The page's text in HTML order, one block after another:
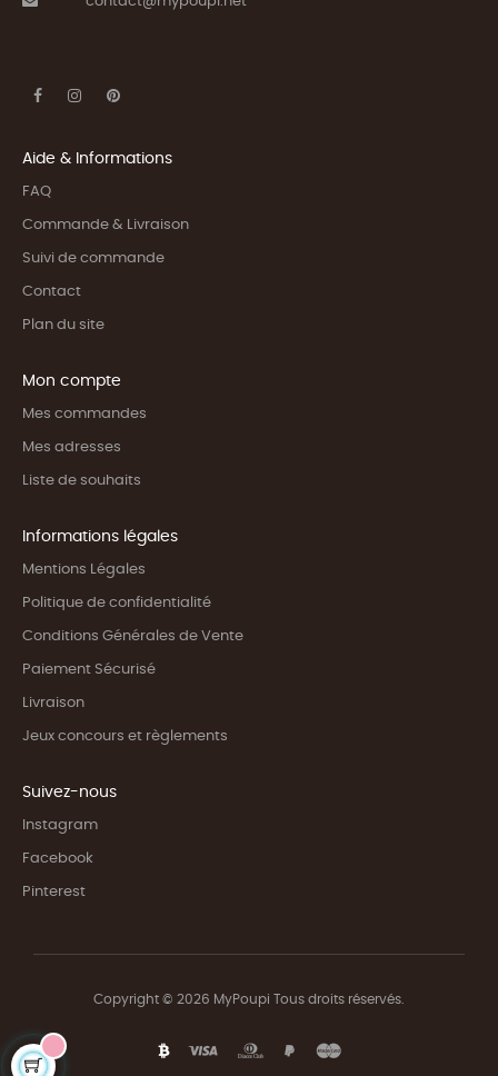
Aide & Informations
FAQ
Commande & Livraison
Suivi de commande
Contact
Plan du site
Mon compte
Mes commandes
Mes adresses
Liste de souhaits
Informations légales
Mentions Légales
Politique de confidentialité
Conditions Générales de Vente
Paiement Sécurisé
Livraison
Jeux concours et règlements
Suivez-nous
Instagram
Facebook
Pinterest
Copyright © 2026 MyPoupi Tous droits réservés.